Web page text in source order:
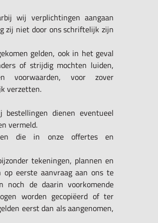
wij verplichtingen aangaan
zij niet door ons schriftelijk zijn
gelden, ook in het geval
of strijdig mochten luiden,
voorwaarden, voor zover
verzetten.
dienen eventueel
vermeld.
die in onze offertes en
tekeningen, plannen en
op eerste aanvraag aan ons te
noch de daarin voorkomende
worden gecopiëerd of ter
eerst dan als aangenomen,